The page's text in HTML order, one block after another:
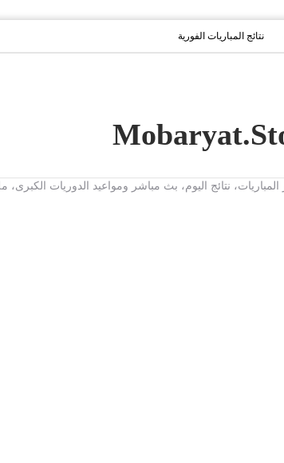
نتائج المباريات الفورية
المباريات، نتائج اليوم، بث مباشر ومواعيد الدوريات